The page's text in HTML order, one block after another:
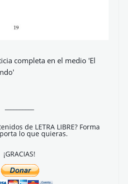
completa en el medio 'El
de LETRA LIBRE? Forma
lo que quieras.
¡GRACIAS!